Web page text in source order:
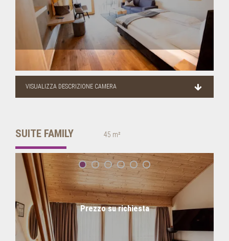
VISUALIZZA DESCRIZIONE CAMERA
SUITE FAMILY 45 m²
Prezzo su richiesta